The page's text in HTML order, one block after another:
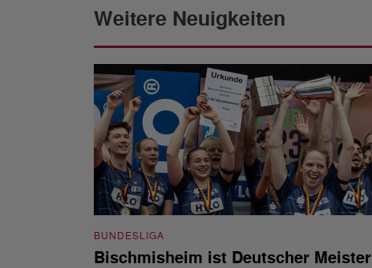
Weitere Neuigkeiten
BUNDESLIGA
Bischmisheim ist Deutscher Meister